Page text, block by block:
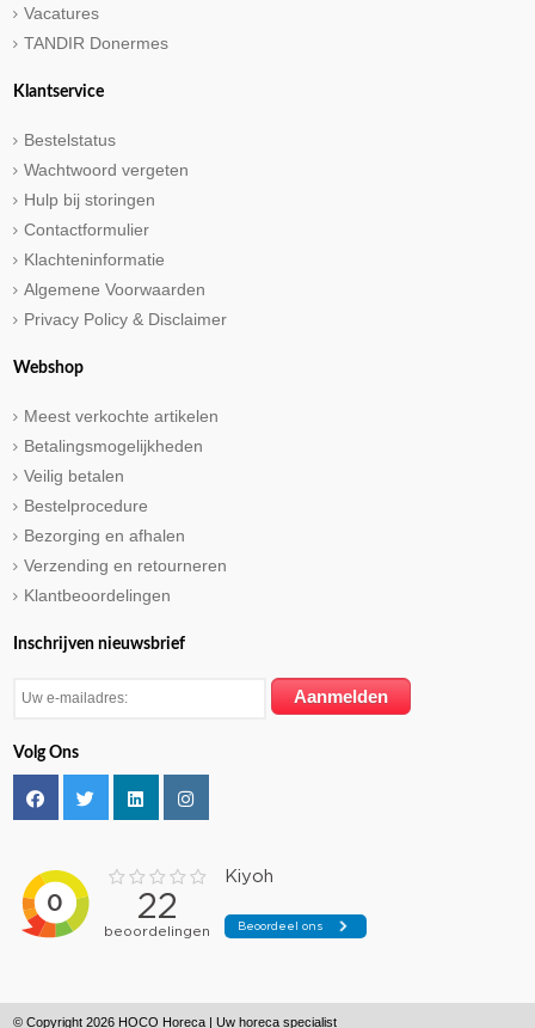
Vacatures
TANDIR Donermes
Klantservice
Bestelstatus
Wachtwoord vergeten
Hulp bij storingen
Contactformulier
Klachteninformatie
Algemene Voorwaarden
Privacy Policy & Disclaimer
Webshop
Meest verkochte artikelen
Betalingsmogelijkheden
Veilig betalen
Bestelprocedure
Bezorging en afhalen
Verzending en retourneren
Klantbeoordelingen
Inschrijven nieuwsbrief
Volg Ons
© Copyright 2026 HOCO Horeca | Uw horeca specialist